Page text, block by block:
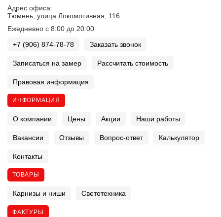
Адрес офиса:
Тюмень, улица Локомотивная, 116
Ежедневно с 8:00 до 20:00
+7 (906) 874-78-78
Заказать звонок
Записаться на замер Рассчитать стоимость
Правовая информация
ИНФОРМАЦИЯ
О компании Цены Акции Наши работы
Вакансии Отзывы Вопрос-ответ Калькулятор
Контакты
ТОВАРЫ
Карнизы и ниши Светотехника
ФАКТУРЫ